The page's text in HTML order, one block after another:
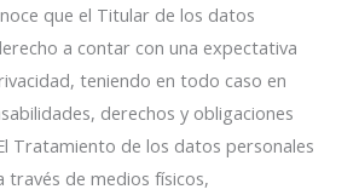
que el Titular de los datos
a contar con una expectativa
teniendo en todo caso en
derechos y obligaciones
Tratamiento de los datos personales
través de medios físicos,